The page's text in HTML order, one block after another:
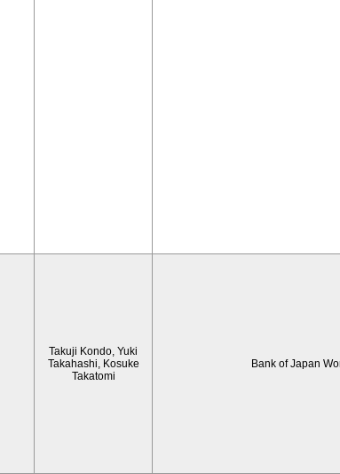
Takuji Kondo, Yuki
Takahashi, Kosuke
Takatomi
Bank of Japan